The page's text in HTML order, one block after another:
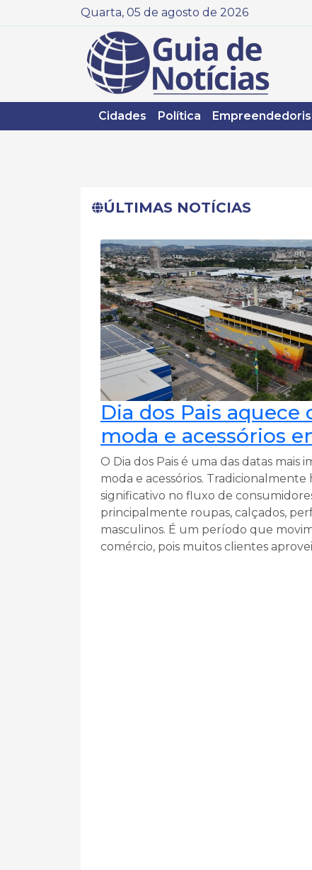
Quarta, 05 de agosto de 2026
Cidades Política
ÚLTIMAS NOTÍCIAS
Dia dos Pais aquece
moda e acessórios
O Dia dos Pais é uma das datas mais
moda e acessórios.
significativo no fluxo de
principalmente roupas, calçados,
masculinos. É um período que
comércio, pois muitos clientes